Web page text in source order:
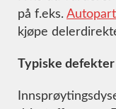
på f.eks.
kjøpe
Typiske